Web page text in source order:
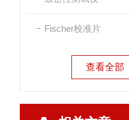
Fischer校准片
查看全部